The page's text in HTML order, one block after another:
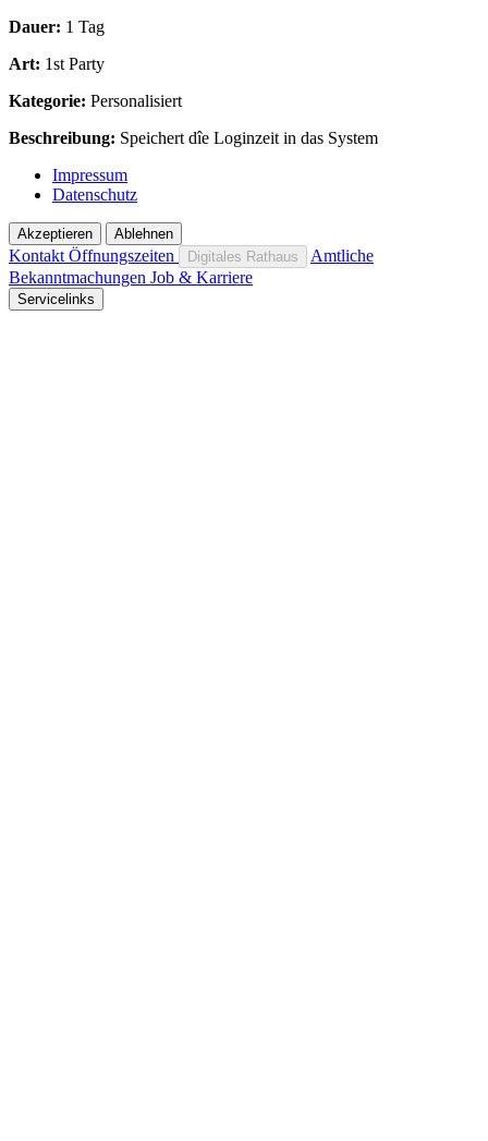
Dauer: 1 Tag
Art: 1st Party
Kategorie: Personalisiert
Beschreibung: Speichert dîe Loginzeit in das System
Impressum
Datenschutz
Akzeptieren Ablehnen
Kontakt Öffnungszeiten Digitales Rathaus
Amtliche
Bekanntmachungen Job & Karriere
Servicelinks